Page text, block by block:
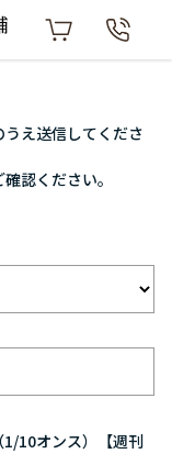
え送信してくださ
確認ください。
10オンス）【週刊